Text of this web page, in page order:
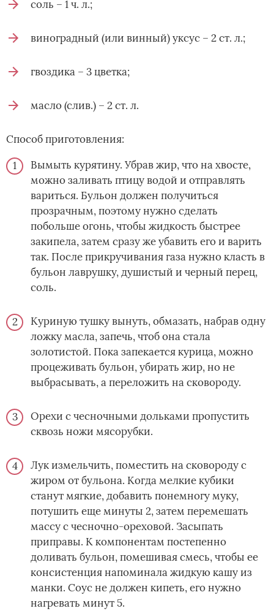
соль – 1 ч. л.;
виноградный (или винный) уксус – 2 ст. л.;
гвоздика – 3 цветка;
масло (слив.) – 2 ст. л.
Способ приготовления:
Вымыть курятину. Убрав жир, что на хвосте,
можно заливать птицу водой и отправлять
вариться. Бульон должен получиться
прозрачным, поэтому нужно сделать
побольше огонь, чтобы жидкость быстрее
закипела, затем сразу же убавить его и варить
так. После прикручивания газа нужно класть в
бульон лаврушку, душистый и черный перец,
соль.
Куриную тушку вынуть, обмазать, набрав одну
ложку масла, запечь, чтоб она стала
золотистой. Пока запекается курица, можно
процеживать бульон, убирать жир, но не
выбрасывать, а переложить на сковороду.
Орехи с чесночными дольками пропустить
сквозь ножи мясорубки.
Лук измельчить, поместить на сковороду с
жиром от бульона. Когда мелкие кубики
станут мягкие, добавить понемногу муку,
потушить еще минуты 2, затем перемешать
массу с чесночно-ореховой. Засыпать
приправы. К компонентам постепенно
доливать бульон, помешивая смесь, чтобы ее
консистенция напоминала жидкую кашу из
манки. Соус не должен кипеть, его нужно
нагревать минут 5.